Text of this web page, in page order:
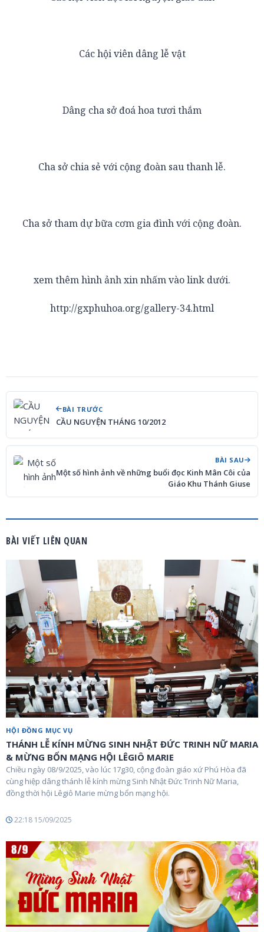
Các hội viên dâng lễ vật
Dâng cha sở đoá hoa tươi thắm
Cha sở chia sẻ với cộng đoàn sau thanh lễ.
Cha sở tham dự bữa cơm gia đình với cộng đoàn.
xem thêm hình ảnh xin nhấm vào link dưới.
http://gxphuhoa.org/gallery-34.html
BÀI TRƯỚC
CẦU NGUYỆN THÁNG 10/2012
BÀI SAU
Một số hình ảnh về những buổi đọc Kinh Mân Côi của
Giáo Khu Thánh Giuse
BÀI VIẾT LIÊN QUAN
HỘI ĐỒNG MỤC VỤ
THÁNH LỄ KÍNH MỪNG SINH NHẬT ĐỨC TRINH NỮ MARIA
& MỪNG BỔN MẠNG HỘI LÊGIÔ MARIE
Chiều ngày 08/9/2025, vào lúc 17g30, cộng đoàn giáo xứ Phú Hòa đã
cùng hiệp dâng thánh lễ kính mừng Sinh Nhật Đức Trinh Nữ Maria,
đồng thời hội Lêgiô Marie mừng bổn mạng hội.
22:18 15/09/2025